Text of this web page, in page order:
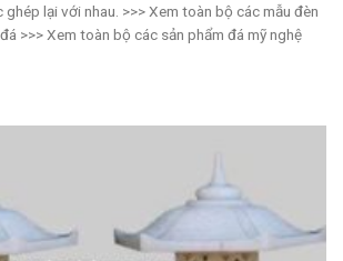
lại với nhau. >>> Xem toàn bộ các mẫu đèn
>>> Xem toàn bộ các sản phẩm đá mỹ nghệ